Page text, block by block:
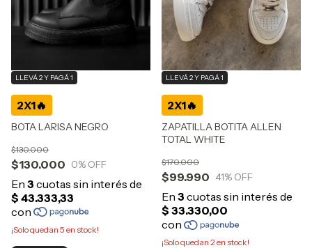
BOTA LARISA NEGRO
$130.000
$130.000
0% OFF
LLEVÁ 2 Y PAGÁ 1
¡Solo quedan 5 en stock!
ZAPATILLA BOTITA ALLEN
TOTAL WHITE
$99.990
$170.000
41% OFF
LLEVÁ 2 Y PAGÁ 1
¡Solo quedan 2 en stock!